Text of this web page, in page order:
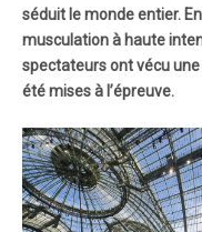
séduit le monde entier.
musculation à haute
spectateurs ont vécu
été mises à l’épreuve.